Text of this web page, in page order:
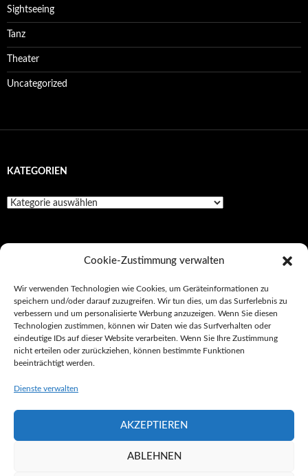
Cookie-Zustimmung verwalten
Wir verwenden Technologien wie Cookies, um Geräteinformationen zu
speichern und/oder darauf zuzugreifen. Wir tun dies, um das Surferlebnis zu
verbessern und um personalisierte Werbung anzuzeigen. Wenn Sie diesen
Technologien zustimmen, können wir Daten wie das Surfverhalten oder
eindeutige IDs auf dieser Website verarbeiten. Wenn Sie Ihre Zustimmung
nicht erteilen oder zurückziehen, können bestimmte Funktionen
beeinträchtigt werden.
Dienste verwalten
AKZEPTIEREN
ABLEHNEN
Sightseeing
Tanz
Theater
Uncategorized
KATEGORIEN
Kategorien
Impressionen
Impressum/Datenschutz
Kultur
Tickets
Unterwegs